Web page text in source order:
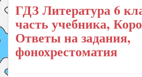
Книги
Рукоделие
Подготовка к школе
Уроки
ГДЗ Литература 6
часть учебника,
Ответы на задания,
фонохрестоматия